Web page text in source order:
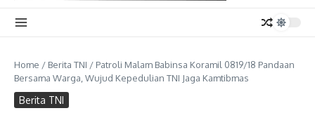
Home / Berita TNI / Patroli Malam Babinsa Koramil 0819/18 Pandaan
Bersama Warga, Wujud Kepedulian TNI Jaga Kamtibmas
Berita TNI